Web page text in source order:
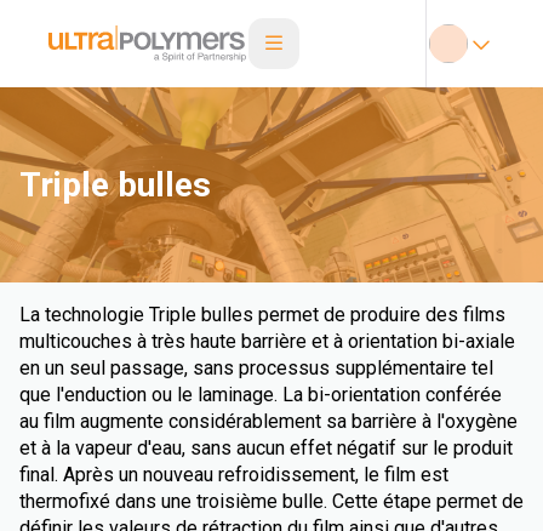
Triple bulles
La technologie Triple bulles permet de produire des films
multicouches à très haute barrière et à orientation bi-axiale
en un seul passage, sans processus supplémentaire tel
que l'enduction ou le laminage. La bi-orientation conférée
au film augmente considérablement sa barrière à l'oxygène
et à la vapeur d'eau, sans aucun effet négatif sur le produit
final. Après un nouveau refroidissement, le film est
thermofixé dans une troisième bulle. Cette étape permet de